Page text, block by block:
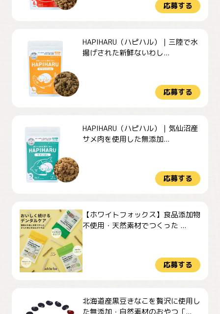
応募する
HAPIHARU（ハピハル）｜三陸で水
揚げされた新鮮ないわし...
応募する
HAPIHARU（ハピハル）｜気仙沼産
サメ肉を使用した無添加...
応募する
【ホワイトフォックス】食品添加物
不使用・天然素材でつくった ...
応募する
北海道産黒豆きなこを贅沢に使用し
た無添加・自然素材のおやつ「...